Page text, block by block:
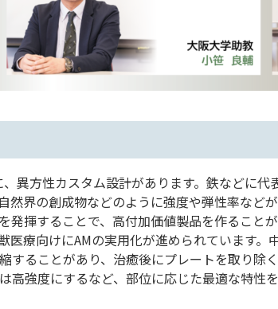
異方性カスタム設計があります。鉄などに
界の創成物などのように強度や弾性率など
発揮することで、高付加価値製品を作ること
療向けにAMの実用化が進められています
することがあり、治癒後にプレートを取り除
高強度にするなど、部位に応じた最適な特性